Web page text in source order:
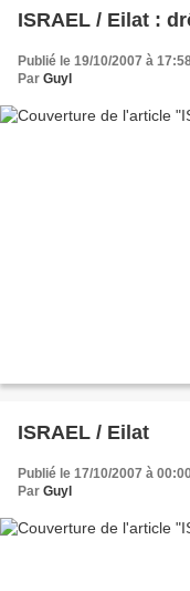
ISRAEL / Eilat :
Publié le 19/10/2007 à
Par Guyl
ISRAEL / Eilat
Publié le 17/10/2007 à
Par Guyl